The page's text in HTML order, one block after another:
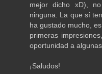
mejor dicho xD),
ninguna. La que sí
ha gustado mucho,
primeras
oportunidad a
¡Saludos!